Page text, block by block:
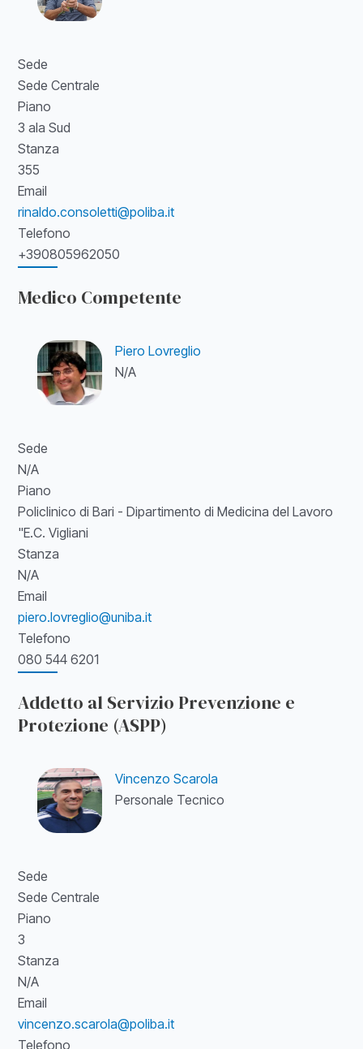
Sede
Sede Centrale
Piano
3 ala Sud
Stanza
355
Email
rinaldo.consoletti@poliba.it
Telefono
+390805962050
Medico Competente
Piero Lovreglio
N/A
Sede
N/A
Piano
Policlinico di Bari - Dipartimento di Medicina del Lavoro
"E.C. Vigliani
Stanza
N/A
Email
piero.lovreglio@uniba.it
Telefono
080 544 6201
Addetto al Servizio Prevenzione e
Protezione (ASPP)
Vincenzo Scarola
Personale Tecnico
Sede
Sede Centrale
Piano
3
Stanza
N/A
Email
vincenzo.scarola@poliba.it
Telefono